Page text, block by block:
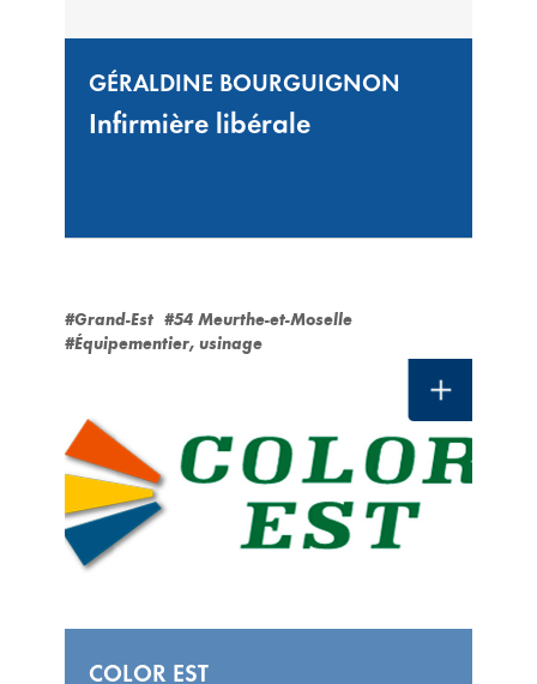
GÉRALDINE BOURGUIGNON
Infirmière libérale
#Grand-Est #54 Meurthe-et-Moselle
#Équipementier, usinage
COLOR EST